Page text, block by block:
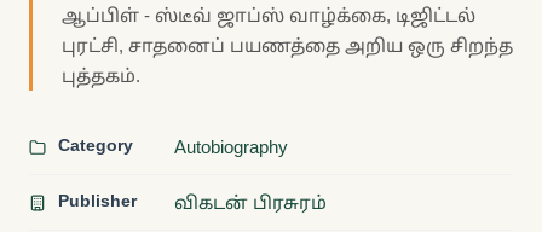
ஆப்பிள் - ஸ்டீவ் ஜாப்ஸ் வாழ்க்கை, டிஜிட்டல்
புரட்சி, சாதனைப் பயணத்தை அறிய ஒரு சிறந்த
புத்தகம்.
Category Autobiography
Publisher விகடன் பிரசுரம்